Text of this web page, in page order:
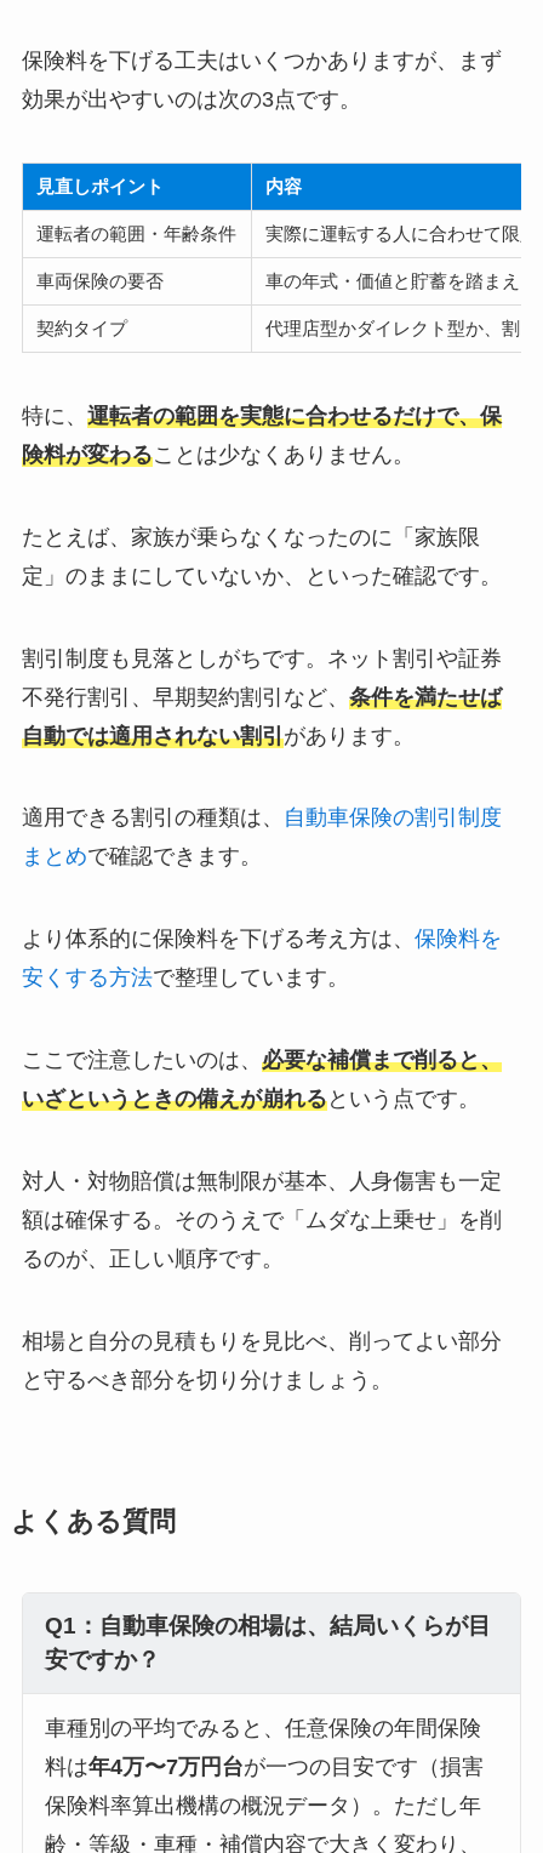
保険料を下げる工夫はいくつかありますが、まず
効果が出やすいのは次の3点です。
見直しポイント 内容
運転者の範囲・年齢条件 実際に運転する人に合わせて限
車両保険の要否 車の年式・価値と貯蓄を踏まえ
契約タイプ 代理店型かダイレクト型か、割
特に、 運転者の範囲を実態に合わせるだけで、保
険料が変わることは少なくありません。
たとえば、家族が乗らなくなったのに「家族限
定」のままにしていないか、といった確認です。
割引制度も見落としがちです。ネット割引や証券
不発行割引、早期契約割引など、 条件を満たせば
自動では適用されない割引があります。
適用できる割引の種類は、
自動車保険の割引制度
まとめで確認できます。
より体系的に保険料を下げる考え方は、 保険料を
安くする方法で整理しています。
ここで注意したいのは、 必要な補償まで削ると、
いざというときの備えが崩れるという点です。
対人・対物賠償は無制限が基本、人身傷害も一定
額は確保する。そのうえで「ムダな上乗せ」を削
るのが、正しい順序です。
相場と自分の見積もりを見比べ、削ってよい部分
と守るべき部分を切り分けましょう。
よくある質問
Q1：自動車保険の相場は、結局いくらが目
安ですか？
車種別の平均でみると、任意保険の年間保険
料は年4万〜7万円台が一つの目安です（損害
保険料率算出機構の概況データ）。ただし年
齢・等級・車種・補償内容で大きく変わり、